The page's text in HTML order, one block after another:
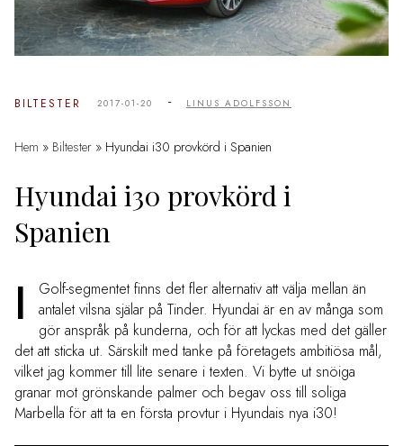
BILTESTER 2017-01-20 - LINUS ADOLFSSON
Hem » Biltester » Hyundai i30 provkörd i Spanien
Hyundai i30 provkörd i
Spanien
I
Golf-segmentet finns det fler alternativ att välja mellan än
antalet vilsna själar på Tinder. Hyundai är en av många som
gör anspråk på kunderna, och för att lyckas med det gäller
det att sticka ut. Särskilt med tanke på företagets ambitiösa mål,
vilket jag kommer till lite senare i texten. Vi bytte ut snöiga
granar mot grönskande palmer och begav oss till soliga
Marbella för att ta en första provtur i Hyundais nya i30!